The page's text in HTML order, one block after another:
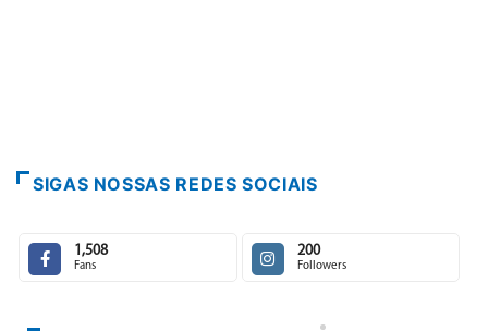
SIGAS NOSSAS REDES SOCIAIS
1,508
Fans
200
Followers